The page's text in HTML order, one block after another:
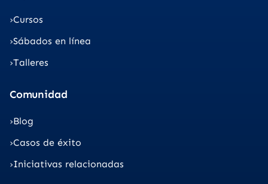
Cursos
Sábados en línea
Talleres
Comunidad
Blog
Casos de éxito
Iniciativas relacionadas